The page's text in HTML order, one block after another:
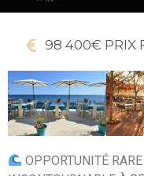
98 400€ PRIX
OPPORTUNITÉ